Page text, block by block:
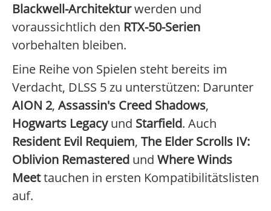
Blackwell-Architekturwerden und
voraussichtlich den RTX-50-Serien
vorbehalten bleiben.
Eine Reihe von Spielen steht bereits im
Verdacht, DLSS 5 zu unterstützen: Darunter
AION 2, Assassin's Creed Shadows,
Hogwarts Legacyund Starfield. Auch
Resident Evil Requiem, The Elder Scrolls IV:
Oblivion Remastered und Where Winds
Meettauchen in ersten Kompatibilitätslisten
auf.